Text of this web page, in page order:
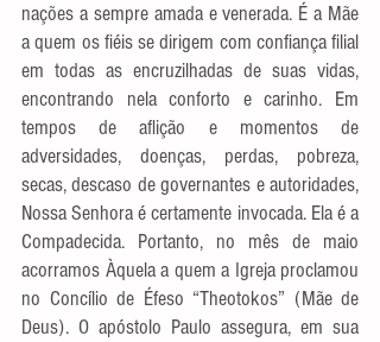
nações a sempre amada e venerada. É a Mãe
a quem os fiéis se dirigem com confiança filial
em todas as encruzilhadas de suas vidas,
encontrando nela conforto e carinho. Em
tempos de aflição e momentos de
adversidades, doenças, perdas, pobreza,
secas, descaso de governantes e autoridades,
Nossa Senhora é certamente invocada. Ela é a
Compadecida. Portanto, no mês de maio
acorramos Àquela a quem a Igreja proclamou
no Concílio de Éfeso “Theotokos” (Mãe de
Deus). O apóstolo Paulo assegura, em sua